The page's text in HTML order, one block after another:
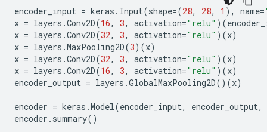
max_pooling2d (MaxPooling2D  (None, 8,
conv2d_2 (Conv2D)           (None, 6, 6, 32)
conv2d_3 (Conv2D)           (None, 4, 4, 16)
global_max_pooling2d (Globa  (None,
reshape (Reshape)           (None, 4, 4,
encoder_input = keras . Input(shape=(28, 28, 1 ), name=
x = layers .Conv2D(16, 3, activation="relu" )(
x = layers .Conv2D(32, 3, activation="relu" )(x)
x = layers .MaxPooling2D(3)(x)
x = layers .Conv2D(32, 3, activation="relu" )(x)
x = layers .Conv2D(16, 3, activation="relu" )(x)
encoder_output = layers .GlobalMaxPooling2D()(x)
encoder = keras .Model(encoder_input, encoder_output,
encoder . summary()